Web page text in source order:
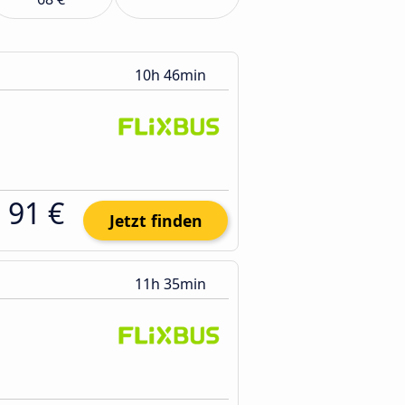
10h 46min
91 € Jetzt finden
11h 35min